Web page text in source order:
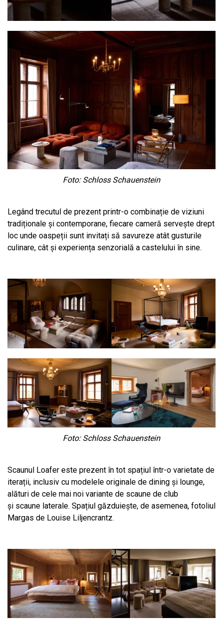
Foto: Schloss Schauenstein
Legând trecutul de prezent printr-o combinație de viziuni
tradiționale și contemporane, fiecare cameră servește drept
loc unde oaspeții sunt invitați să savureze atât gusturile
culinare, cât și experiența senzorială a castelului în sine.
Foto: Schloss Schauenstein
Scaunul Loafer este prezent în tot spațiul într-o varietate de
iterații, inclusiv cu modelele originale de dining și lounge,
alături de cele mai noi variante de scaune de club
și scaune laterale. Spațiul găzduiește, de asemenea, fotoliul
Margas de Louise Liljencrantz.